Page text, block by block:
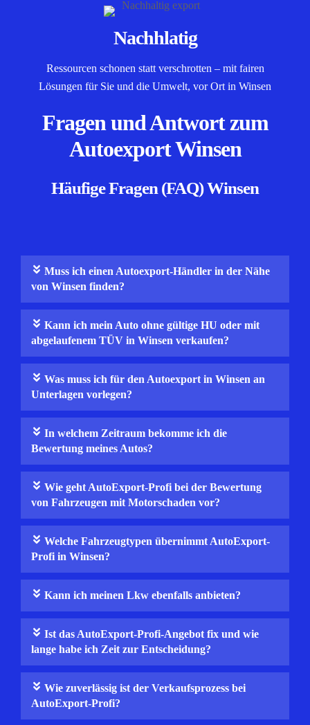
Fragen und Antwort zum
Autoexport Winsen
Häufige Fragen (FAQ) Winsen
Muss ich einen Autoexport-Händler in der Nähe
von Winsen finden?
Kann ich mein Auto ohne gültige HU oder mit
abgelaufenem TÜV in Winsen verkaufen?
Was muss ich für den Autoexport in Winsen an
Unterlagen vorlegen?
In welchem Zeitraum bekomme ich die
Bewertung meines Autos?
Wie geht AutoExport-Profi bei der Bewertung
von Fahrzeugen mit Motorschaden vor?
Welche Fahrzeugtypen übernimmt AutoExport-
Profi in Winsen?
Kann ich meinen Lkw ebenfalls anbieten?
Ist das AutoExport-Profi-Angebot fix und wie
lange habe ich Zeit zur Entscheidung?
Wie zuverlässig ist der Verkaufsprozess bei
AutoExport-Profi?
Nachhlatig
Ressourcen schonen statt verschrotten – mit fairen
Lösungen für Sie und die Umwelt, vor Ort in Winsen